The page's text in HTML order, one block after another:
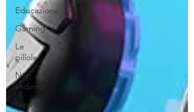
Educazione
Gaming
Le
pillole
Non
vedenti
News